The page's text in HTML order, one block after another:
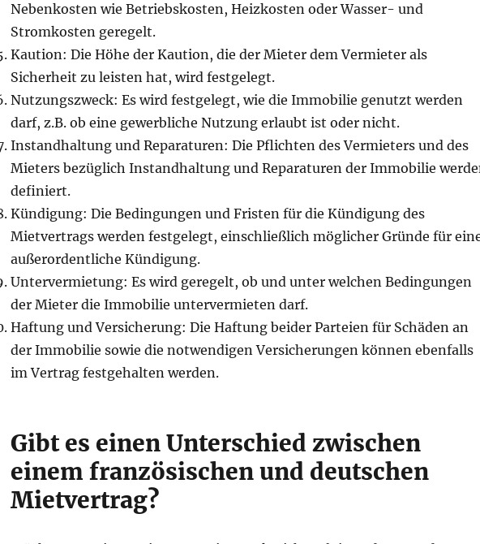
Nebenkosten wie Betriebskosten, Heizkosten oder Wasser- und
Stromkosten geregelt.
Kaution: Die Höhe der Kaution, die der Mieter dem Vermieter als
Sicherheit zu leisten hat, wird festgelegt.
Nutzungszweck: Es wird festgelegt, wie die Immobilie genutzt werden
darf, z.B. ob eine gewerbliche Nutzung erlaubt ist oder nicht.
Instandhaltung und Reparaturen: Die Pflichten des Vermieters und des
Mieters bezüglich Instandhaltung und Reparaturen der Immobilie
definiert.
Kündigung: Die Bedingungen und Fristen für die Kündigung des
Mietvertrags werden festgelegt, einschließlich möglicher Gründe für
außerordentliche Kündigung.
Untervermietung: Es wird geregelt, ob und unter welchen Bedingungen
der Mieter die Immobilie untervermieten darf.
Haftung und Versicherung: Die Haftung beider Parteien für Schäden an
der Immobilie sowie die notwendigen Versicherungen können ebenfalls
im Vertrag festgehalten werden.
Gibt es einen Unterschied zwischen
einem französischen und deutschen
Mietvertrag?